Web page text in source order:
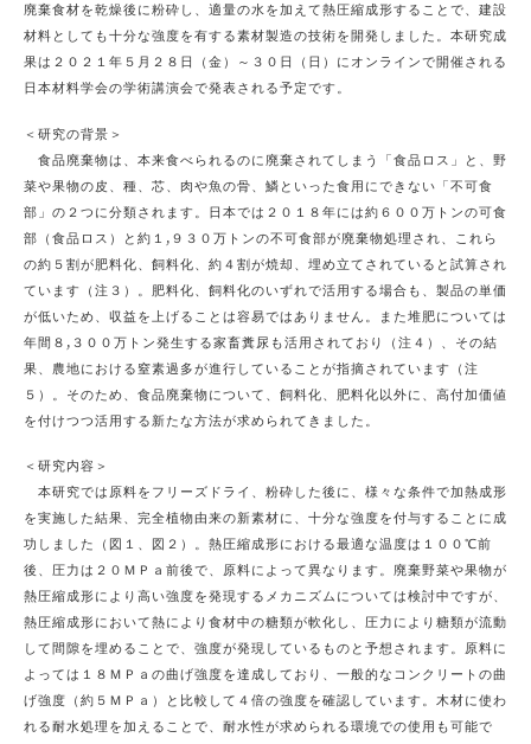
廃棄食材を乾燥後に粉砕し、適量の水を加えて熱圧縮成形することで、建設
材料としても十分な強度を有する素材製造の技術を開発しました。本研究成
果は２０２１年５月２８日（金）～３０日（日）にオンラインで開催される
日本材料学会の学術講演会で発表される予定です。
＜研究の背景＞
食品廃棄物は、本来食べられるのに廃棄されてしまう「食品ロス」と、野
菜や果物の皮、種、芯、肉や魚の骨、鱗といった食用にできない「不可食
部」の２つに分類されます。日本では２０１８年には約６００万トンの可食
部（食品ロス）と約１,９３０万トンの不可食部が廃棄物処理され、これら
の約５割が肥料化、飼料化、約４割が焼却、埋め立てされていると試算され
ています（注３）。肥料化、飼料化のいずれで活用する場合も、製品の単価
が低いため、収益を上げることは容易ではありません。また堆肥については
年間８,３００万トン発生する家畜糞尿も活用されており（注４）、その結
果、農地における窒素過多が進行していることが指摘されています（注
５）。そのため、食品廃棄物について、飼料化、肥料化以外に、高付加価値
を付けつつ活用する新たな方法が求められてきました。
＜研究内容＞
本研究では原料をフリーズドライ、粉砕した後に、様々な条件で加熱成形
を実施した結果、完全植物由来の新素材に、十分な強度を付与することに成
功しました（図１、図２）。熱圧縮成形における最適な温度は１００℃前
後、圧力は２０ＭＰａ前後で、原料によって異なります。廃棄野菜や果物が
熱圧縮成形により高い強度を発現するメカニズムについては検討中ですが、
熱圧縮成形において熱により食材中の糖類が軟化し、圧力により糖類が流動
して間隙を埋めることで、強度が発現しているものと予想されます。原料に
よっては１８ＭＰａの曲げ強度を達成しており、一般的なコンクリートの曲
げ強度（約５ＭＰａ）と比較して４倍の強度を確認しています。木材に使わ
れる耐水処理を加えることで、耐水性が求められる環境での使用も可能で